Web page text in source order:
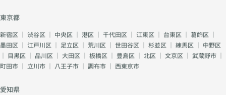
東京都
新宿区 ｜ 渋谷区 ｜ 中央区 ｜ 港区 ｜ 千代田区 ｜ 江東区 ｜ 台東区 ｜ 葛飾区 ｜
墨田区 ｜ 江戸川区 ｜ 足立区 ｜ 荒川区 ｜ 世田谷区 ｜ 杉並区 ｜ 練馬区 ｜ 中野区
｜ 目黒区 ｜ 品川区 ｜ 大田区 ｜ 板橋区 ｜ 豊島区 ｜ 北区 ｜ 文京区 ｜ 武蔵野市 ｜
町田市 ｜ 立川市 ｜ 八王子市 ｜ 調布市 ｜ 西東京市
愛知県